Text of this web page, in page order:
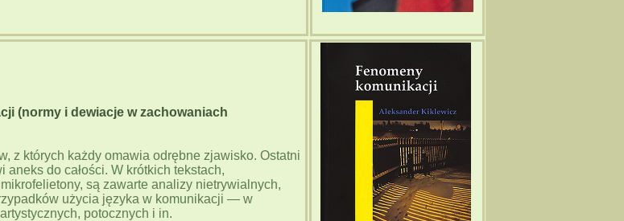
(normy i dewiacje w zachowaniach
z których każdy omawia odrębne zjawisko. Ostatni
aneks do całości. W krótkich tekstach,
są zawarte analizy nietrywialnych,
użycia języka w komunikacji — w
potocznych i in.